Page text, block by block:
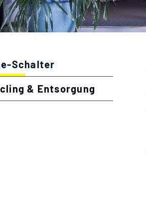
Schalter
& Entsorgung